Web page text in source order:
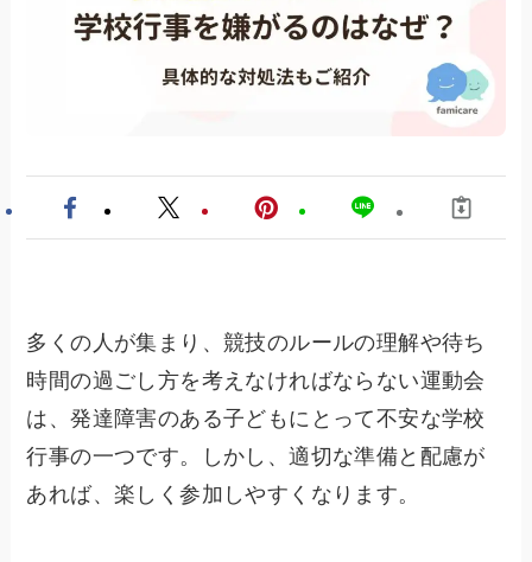
多くの人が集まり、競技のルールの理解や待ち
時間の過ごし方を考えなければならない運動会
は、発達障害のある子どもにとって不安な学校
行事の一つです。しかし、適切な準備と配慮が
あれば、楽しく参加しやすくなります。